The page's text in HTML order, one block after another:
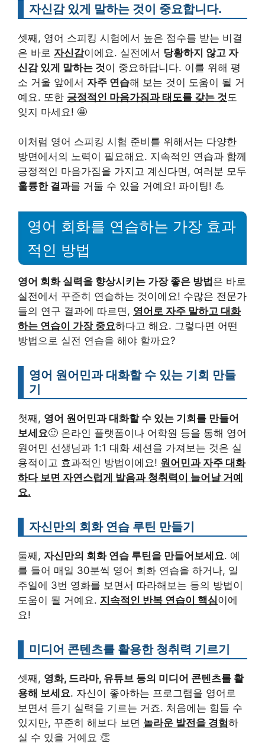
자신감 있게 말하는 것이 중요합니다.
셋째, 영어 스피킹 시험에서 높은 점수를 받는 비결
은 바로 자신감이에요. 실전에서 당황하지 않고 자
신감 있게 말하는 것이 중요하답니다. 이를 위해 평
소 거울 앞에서 자주 연습해 보는 것이 도움이 될 거
예요. 또한 긍정적인 마음가짐과 태도를 갖는 것 도
잊지 마세요! 🤩
이처럼 영어 스피킹 시험 준비를 위해서는 다양한
방면에서의 노력이 필요해요. 지속적인 연습과 함께
긍정적인 마음가짐을 가지고 계신다면, 여러분 모두
훌륭한 결과를 거둘 수 있을 거예요! 파이팅! 💪
영어 회화를 연습하는 가장 효과
적인 방법
영어 회화 실력을 향상시키는 가장 좋은 방법 은 바로
실전에서 꾸준히 연습하는 것이에요! 수많은 전문가
들의 연구 결과에 따르면, 영어로 자주 말하고 대화
하는 연습이 가장 중요하다고 해요. 그렇다면 어떤
방법으로 실전 연습을 해야 할까요?
영어 원어민과 대화할 수 있는 기회 만들
기
첫째, 영어 원어민과 대화할 수 있는 기회를 만들어
보세요🙂 온라인 플랫폼이나 어학원 등을 통해 영어
원어민 선생님과 1:1 대화 세션을 가져보는 것은 실
용적이고 효과적인 방법이에요! 원어민과 자주 대화
하다 보면 자연스럽게 발음과 청취력이 늘어날 거예
요.
자신만의 회화 연습 루틴 만들기
둘째, 자신만의 회화 연습 루틴을 만들어보세요. 예
를 들어 매일 30분씩 영어 회화 연습을 하거나, 일
주일에 3번 영화를 보면서 따라해보는 등의 방법이
도움이 될 거예요. 지속적인 반복 연습이 핵심이에
요!
미디어 콘텐츠를 활용한 청취력 기르기
셋째, 영화, 드라마, 유튜브 등의 미디어 콘텐츠를 활
용해 보세요. 자신이 좋아하는 프로그램을 영어로
보면서 듣기 실력을 기르는 거죠. 처음에는 힘들 수
있지만, 꾸준히 해보다 보면 놀라운 발전을 경험하
실 수 있을 거예요 👏